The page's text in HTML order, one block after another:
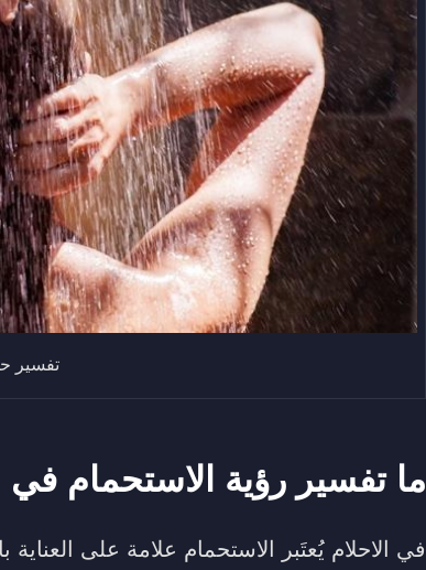
تفسير
ما تفسير رؤية الاستحمام في
في الاحلام يُعتَبر الاستحمام علامة على